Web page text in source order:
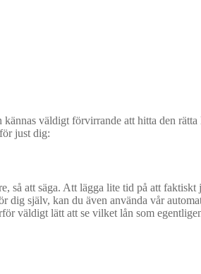
väldigt förvirrande att hitta den
just dig:
att säga. Att lägga lite tid på att
själv, kan du även använda vår
väldigt lätt att se vilket lån som